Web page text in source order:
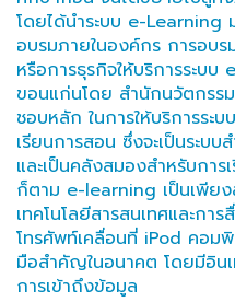
โดยได้นำระบบ e-Learning
อบรมภายในองค์กร การอบร
หรือการธุรกิจให้บริการระบ
ขอนแก่นโดย สำนักนวัตกรร
ชอบหลัก ในการให้บริการร
เรียนการสอน ซึ่งจะเป็นระบ
และเป็นคลังสมองสำหรับกา
ก็ตาม e-learning เป็นเพีย
เทคโนโลยีสารสนเทศและกา
โทรศัพท์เคลื่อนที่ iPod คอม
มือสำคัญในอนาคต โดยมีอินเ
การเข้าถึงข้อมูล